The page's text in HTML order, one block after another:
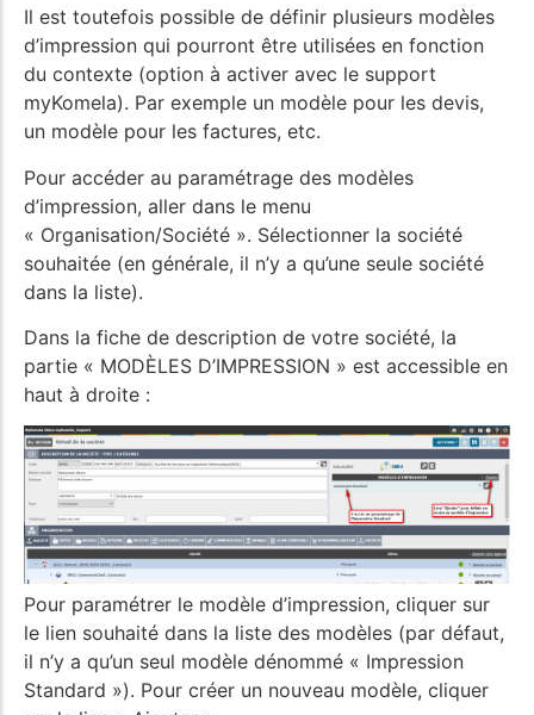
Il est toutefois possible de définir plusieurs modèles
d’impression qui pourront être utilisées en fonction
du contexte (option à activer avec le support
myKomela). Par exemple un modèle pour les devis,
un modèle pour les factures, etc.
Pour accéder au paramétrage des modèles
d’impression, aller dans le menu
« Organisation/Société ». Sélectionner la société
souhaitée (en générale, il n’y a qu’une seule société
dans la liste).
Dans la fiche de description de votre société, la
partie « MODÈLES D’IMPRESSION » est accessible en
haut à droite :
Pour paramétrer le modèle d’impression, cliquer sur
le lien souhaité dans la liste des modèles (par défaut,
il n’y a qu’un seul modèle dénommé « Impression
Standard »). Pour créer un nouveau modèle, cliquer